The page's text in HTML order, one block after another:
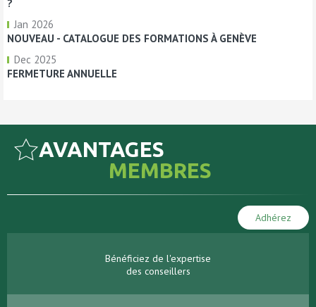
?
Jan 2026
NOUVEAU - CATALOGUE DES FORMATIONS À GENÈVE
Dec 2025
FERMETURE ANNUELLE
AVANTAGES
MEMBRES
Adhérez
Bénéficiez de l'expertise
des conseillers